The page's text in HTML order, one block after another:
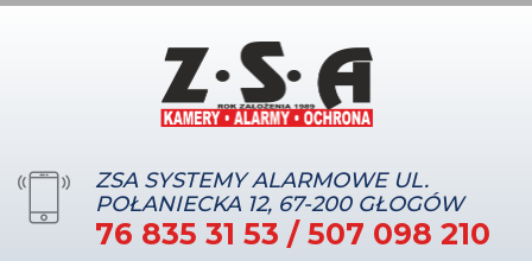
ZSA SYSTEMY ALARMOWE UL.
POŁANIECKA 12, 67-200 GŁOGÓW
76 835 31 53 / 507 098 210